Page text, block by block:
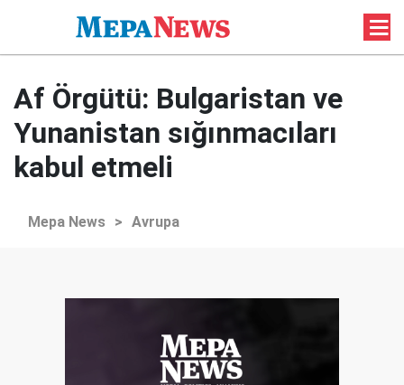
Af Örgütü: Bulgaristan ve
Yunanistan sığınmacıları
kabul etmeli
Mepa News > Avrupa